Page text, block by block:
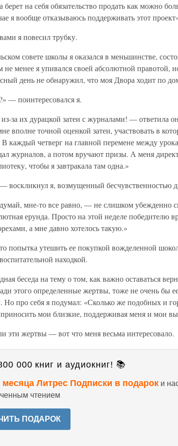
берет на себя обязательство продать как можно
я вообще отказываюсь поддерживать этот
я повесил трубку.
совете школы я оказался в меньшинстве,
не менее я упивался своей абсолютной правотой,
день не обнаружил, что моя Двора ходит по
— поинтересовался я.
за их дурацкой затеи с журналами! — ответила
вполне точной оценкой затеи, участвовать в
каждый четверг на главной перемене между
журналов, а потом вручают призы. А меня
чтобы я завтракала там одна.»
воскликнул я, возмущенный бесчувственностью
мне-то все равно, — не слишком убежденно
ерунда. Просто на этой неделе победителю
а мне давно хотелось такую.»
попытка утешить ее покупкой вожделенной
находкой.
беседа на тему о том, как важно оставаться
этого определенные жертвы, тоже не очень бы
Но про себя я подумал: «Сколько же подобных и
мои близкие, поддерживая меня и мои
эти жертвы — вот что меня весьма интересовало.
000 книг и аудиокниг! 📚
месяца Литрес Подписки в подарок и
чтением
ПОДАРОК